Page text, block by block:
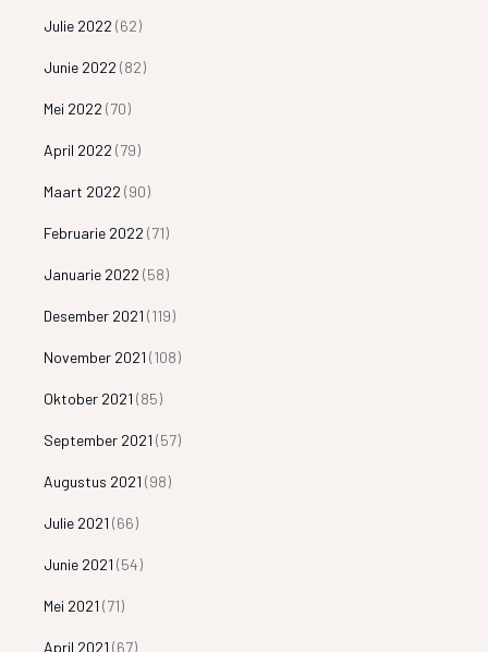
Julie 2022 (62)
Junie 2022 (82)
Mei 2022 (70)
April 2022 (79)
Maart 2022 (90)
Februarie 2022 (71)
Januarie 2022 (58)
Desember 2021 (119)
November 2021 (108)
Oktober 2021 (85)
September 2021 (57)
Augustus 2021 (98)
Julie 2021 (66)
Junie 2021 (54)
Mei 2021 (71)
April 2021 (67)